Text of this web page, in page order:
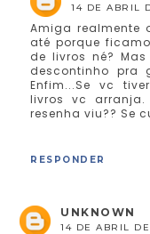
14 DE ABRIL
Amiga realmente
até porque
de livros né?
descontinho pra
Enfim...Se vc
livros vc
resenha viu?? Se
RESPONDER
UNKNOWN
14 DE ABRIL